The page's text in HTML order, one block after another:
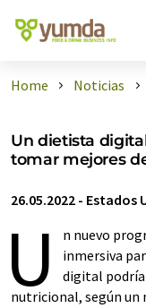
Home Noticias
Un dietista
tomar mejores
26.05.2022 - Estados
U
n nuevo
inmersiva
digital
nutricional, según un